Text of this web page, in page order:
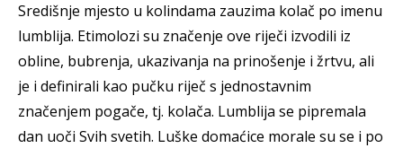
Središnje mjesto u kolindama zauzima kolač po imenu
lumblija. Etimolozi su značenje ove riječi izvodili iz
obline, bubrenja, ukazivanja na prinošenje i žrtvu, ali
je i definirali kao pučku riječ s jednostavnim
značenjem pogače, tj. kolača. Lumblija se pipremala
dan uoči Svih svetih. Luške domaćice morale su se i po